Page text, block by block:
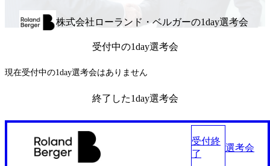
株式会社ローランド・ベルガーの1day選考会
受付中の1day選考会
現在受付中の1day選考会はありません
終了した1day選考会
受付終
了
選考会